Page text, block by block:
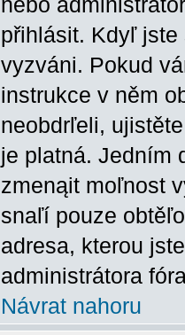
přihlásit. Kdyľ
vyzváni. Pokud
instrukce v něm
neobdrľeli,
je platná. Jedním
zmenąit moľnost
snaľí pouze
adresa, kterou
administrátora
Návrat nahoru